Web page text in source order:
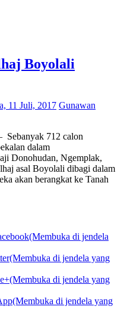
Boyolali
11 Juli, 2017 Gunawan
712 calon
dalam
Donohudan, Ngemplak,
asal Boyolali dibagi dalam
akan berangkat ke Tanah
di jendela
di jendela yang
di jendela yang
di jendela yang